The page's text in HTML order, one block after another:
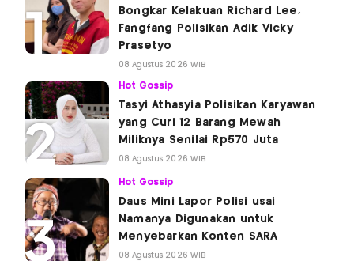
Bongkar Kelakuan Richard Lee,
Fangfang Polisikan Adik Vicky
Prasetyo
08 Agustus 2026 WIB
Hot Gossip
Tasyi Athasyia Polisikan Karyawan
yang Curi 12 Barang Mewah
Miliknya Senilai Rp570 Juta
08 Agustus 2026 WIB
Hot Gossip
Daus Mini Lapor Polisi usai
Namanya Digunakan untuk
Menyebarkan Konten SARA
08 Agustus 2026 WIB